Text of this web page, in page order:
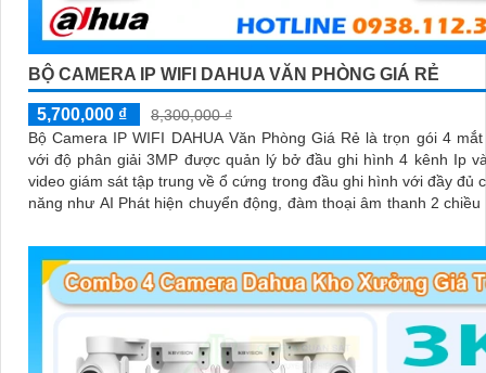
BỘ CAMERA IP WIFI DAHUA VĂN PHÒNG GIÁ RẺ
5,700,000 ₫
8,300,000 ₫
Bộ Camera IP WIFI DAHUA Văn Phòng Giá Rẻ là trọn gói 4
với độ phân giải 3MP được quản lý bở đầu ghi hình 4 kênh Ip
video giám sát tập trung về ổ cứng trong đầu ghi hình với đầy đủ
năng như AI Phát hiện chuyển động, đàm thoại âm thanh 2 chiều